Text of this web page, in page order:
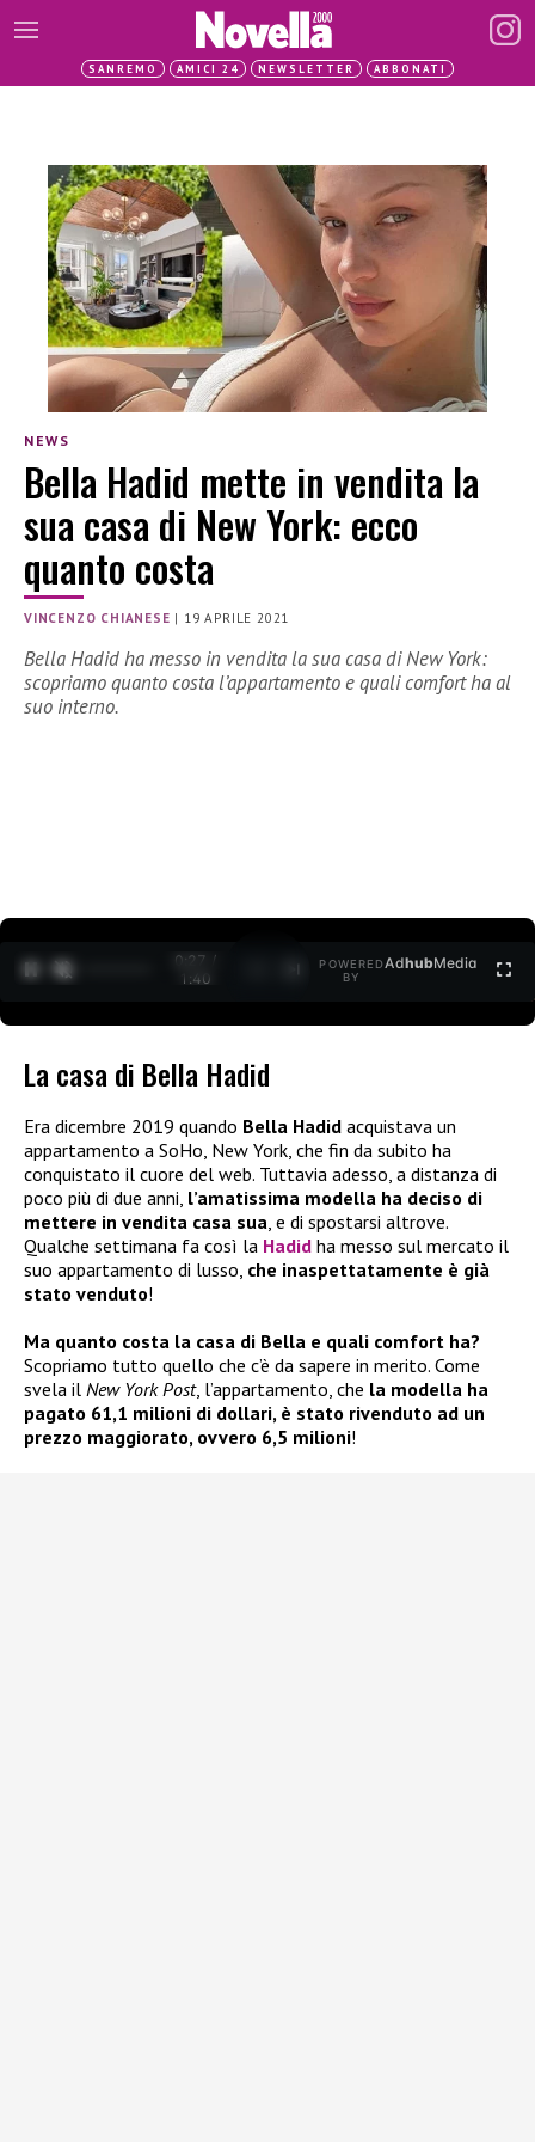
SANREMO AMICI 24 NEWSLETTER ABBONATI
NEWS
Bella Hadid mette in vendita la
sua casa di New York: ecco
quanto costa
VINCENZO CHIANESE | 19 APRILE 2021
Bella Hadid ha messo in vendita la sua casa di New York:
scopriamo quanto costa l’appartamento e quali comfort ha al
suo interno.
0:28 /
1:40
POWERED
BY
AdhubMedia
La casa di Bella Hadid
Era dicembre 2019 quando Bella Hadid acquistava un
appartamento a SoHo, New York, che fin da subito ha
conquistato il cuore del web. Tuttavia adesso, a distanza di
poco più di due anni, l’amatissima modella ha deciso di
mettere in vendita casa sua, e di spostarsi altrove.
Qualche settimana fa così la Hadid ha messo sul mercato il
suo appartamento di lusso, che inaspettatamente è già
stato venduto!
Ma quanto costa la casa di Bella e quali comfort ha?
Scopriamo tutto quello che c’è da sapere in merito. Come
svela il New York Post, l’appartamento, che la modella ha
pagato 61,1 milioni di dollari, è stato rivenduto ad un
prezzo maggiorato, ovvero 6,5 milioni!